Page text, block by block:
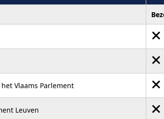
Vlaams Parlement
Leuven